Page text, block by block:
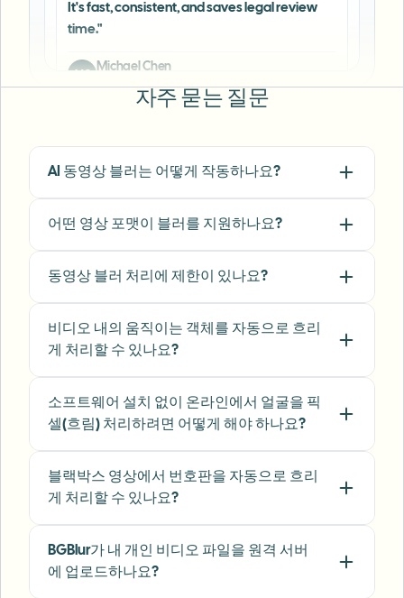
MC
Michael Chen
The blur tools are a lifesaver — I can softly
automatically anonymize license plates in
my vlogs. "
Content Creator •YouTube
"Perfect for short-form content — selective
blur and automatic license-plate hiding
keeps posts compliant and on-brand without
manual editing. "
Emma Rodriguez
Social Media Manager Digital Agency
"I've used many blur filters, but the adaptive
face and plate blur here are the most natural-
looking — great for client deliverables where
Lisa Thompson
Freelance Video Editor
자주 묻는 질문
AI 동영상 블러는 어떻게 작동하나요?
어떤 영상 포맷이 블러를 지원하나요?
동영상 블러 처리에 제한이 있나요?
비디오 내의 움직이는 객체를 자동으로 흐리
게 처리할 수 있나요?
소프트웨어 설치 없이 온라인에서 얼굴을 픽
셀(흐림) 처리하려면 어떻게 해야 하나요?
블랙박스 영상에서 번호판을 자동으로 흐리
게 처리할 수 있나요?
BGBlur가 내 개인 비디오 파일을 원격 서버
에 업로드하나요?